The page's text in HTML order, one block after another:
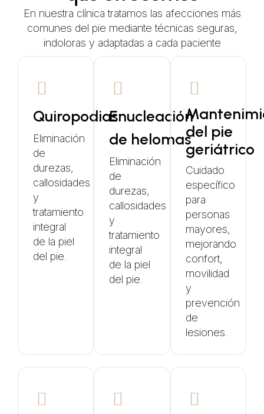
En nuestra clínica tratamos las afecciones más
comunes del pie mediante técnicas seguras,
indoloras y adaptadas a cada paciente
Quiropodias
Eliminación
de
durezas,
callosidades
y
tratamiento
integral
de la piel
del pie.
Enucleación
de helomas
Eliminación
de
durezas,
callosidades
y
tratamiento
integral
de la piel
del pie.
del pie
geriátrico
Cuidado
específico
para
personas
mayores,
mejorando
confort,
movilidad
y
prevención
de
lesiones.